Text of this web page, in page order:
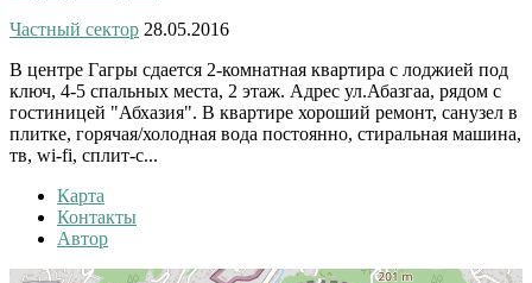
Частный сектор 28.05.2016
В центре Гагры сдается 2-комнатная квартира с лоджией под
ключ, 4-5 спальных места, 2 этаж. Адрес ул.Абазгаа, рядом с
гостиницей "Абхазия". В квартире хороший ремонт, санузел в
плитке, горячая/холодная вода постоянно, стиральная машина,
тв, wi-fi, сплит-с...
Карта
Контакты
Автор